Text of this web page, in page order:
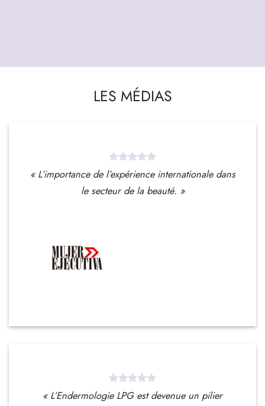
LES MÉDIAS
« L’importance de l’expérience internationale dans
le secteur de la beauté. »
« L’Endermologie LPG est devenue un pilier